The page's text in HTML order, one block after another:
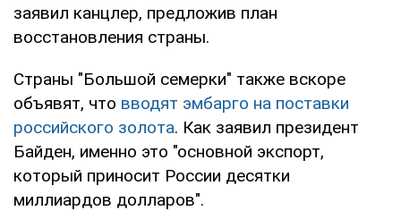
заявил канцлер, предложив план
восстановления страны.
Страны "Большой семерки" также вскоре
объявят, что вводят эмбарго на поставки
российского золота. Как заявил президент
Байден, именно это "основной экспорт,
который приносит России десятки
миллиардов долларов".